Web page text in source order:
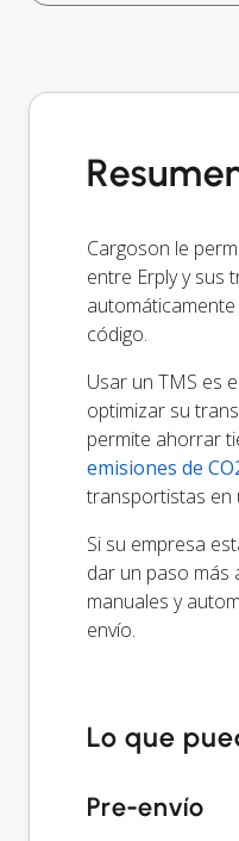
Cargoson le
entre Erply y sus
código.
Usar un TMS es
optimizar su
permite ahorrar
emisiones de
transportistas en
Si su empresa
dar un paso más
manuales y
envío.
Lo que
Pre-envío